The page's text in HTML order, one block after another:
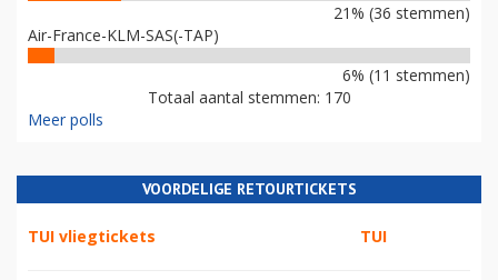
21% (36 stemmen)
Air-France-KLM-SAS(-TAP)
6% (11 stemmen)
Totaal aantal stemmen: 170
Meer polls
VOORDELIGE RETOURTICKETS
TUI vliegtickets TUI